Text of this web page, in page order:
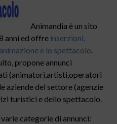
Animandia è un sito
anni ed offre inserzioni,
e lo spettacolo.
propone annunci
(animatori,artisti,operatori
aziende del settore (agenzie
turistici e dello spettacolo.
categorie di annunci: